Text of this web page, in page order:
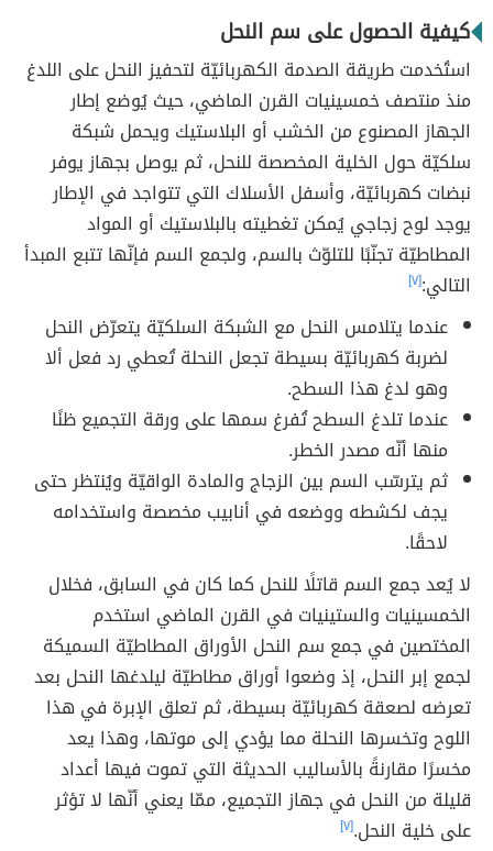
كيفية الحصول على سم النحل
استُخدمت طريقة الصدمة الكهربائيّة لتحفيز النحل على اللدغ
منذ منتصف خمسينيات القرن الماضي، حيث يُوضع إطار
الجهاز المصنوع من الخشب أو البلاستيك ويحمل شبكة
سلكيّة حول الخلية المخصصة للنحل، ثم يوصل بجهاز يوفر
نبضات كهربائيّة، وأسفل الأسلاك التي تتواجد في الإطار
يوجد لوح زجاجي يُمكن تغطيته بالبلاستيك أو المواد
المطاطيّة تجنّبًا للتلوّث بالسم، ولجمع السم فإنّها تتبع المبدأ
التالي:[٧]
عندما يتلامس النحل مع الشبكة السلكيّة يتعرّض النحل
لضربة كهربائيّة بسيطة تجعل النحلة تُعطي رد فعل ألا
وهو لدغ هذا السطح.
عندما تلدغ السطح تُفرغ سمها على ورقة التجميع ظنًا
منها أنّه مصدر الخطر.
ثم يترسّب السم بين الزجاج والمادة الواقيّة ويُنتظر حتى
يجف لكشطه ووضعه في أنابيب مخصصة واستخدامه
لاحقًا.
لا يُعد جمع السم قاتلًا للنحل كما كان في السابق، فخلال
الخمسينيات والستينيات في القرن الماضي استخدم
المختصين في جمع سم النحل الأوراق المطاطيّة السميكة
لجمع إبر النحل، إذ وضعوا أوراق مطاطيّة ليلدغها النحل بعد
تعرضه لصعقة كهربائيّة بسيطة، ثم تعلق الإبرة في هذا
اللوح وتخسرها النحلة مما يؤدي إلى موتها، وهذا يعد
مخسرًا مقارنةً بالأساليب الحديثة التي تموت فيها أعداد
قليلة من النحل في جهاز التجميع، ممّا يعني أنّها لا تؤثر
على خلية النحل.[٧]